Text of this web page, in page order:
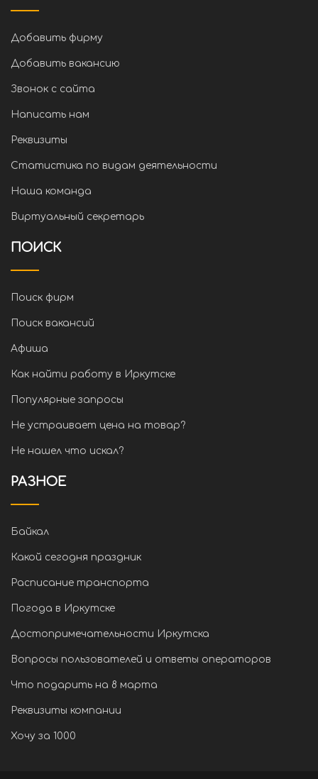
Добавить фирму
Добавить вакансию
Звонок с сайта
Написать нам
Реквизиты
Статистика по видам деятельности
Наша команда
Виртуальный секретарь
ПОИСК
Поиск фирм
Поиск вакансий
Афиша
Как найти работу в Иркутске
Популярные запросы
Не устраивает цена на товар?
Не нашел что искал?
РАЗНОЕ
Байкал
Какой сегодня праздник
Расписание транспорта
Погода в Иркутске
Достопримечательности Иркутска
Вопросы пользователей и ответы операторов
Что подарить на 8 марта
Реквизиты компании
Хочу за 1000